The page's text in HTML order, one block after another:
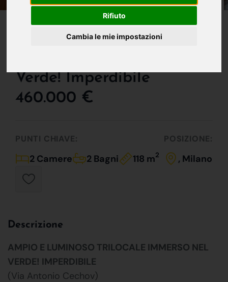
Rifiuto
Cambia le mie impostazioni
Ampio E Luminoso
Verde! Imperdibile
460.000 €
PUNTI CHIAVE:
2 Camere 2 Bagni 118 m2
POSIZIONE:
, Milano
Descrizione
AMPIO E LUMINOSO TRILOCALE IMMERSO NEL
VERDE! IMPERDIBILE
(Via Antonio Cechov)